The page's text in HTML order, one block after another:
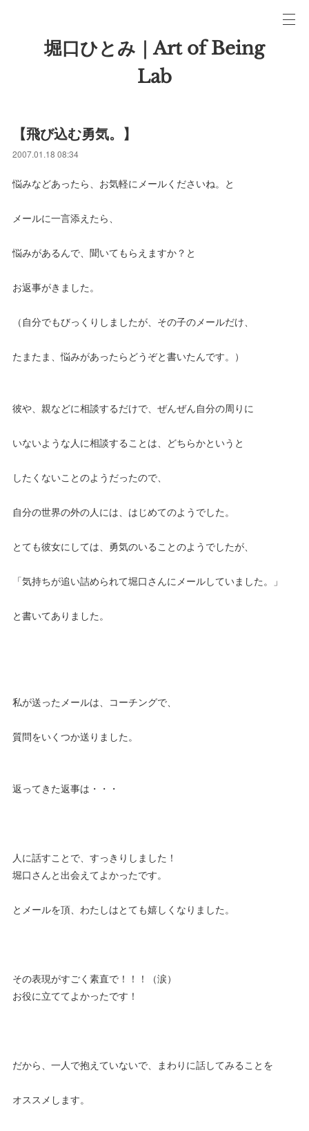
堀口ひとみ｜Art of Being
Lab
【飛び込む勇気。】
2007.01.18 08:34
悩みなどあったら、お気軽にメールくださいね。と
メールに一言添えたら、
悩みがあるんで、聞いてもらえますか？と
お返事がきました。
（自分でもびっくりしましたが、その子のメールだけ、
たまたま、悩みがあったらどうぞと書いたんです。）
彼や、親などに相談するだけで、ぜんぜん自分の周りに
いないような人に相談することは、どちらかというと
したくないことのようだったので、
自分の世界の外の人には、はじめてのようでした。
とても彼女にしては、勇気のいることのようでしたが、
「気持ちが追い詰められて堀口さんにメールしていました。」
と書いてありました。
私が送ったメールは、コーチングで、
質問をいくつか送りました。
返ってきた返事は・・・
人に話すことで、すっきりしました！
堀口さんと出会えてよかったです。
とメールを頂、わたしはとても嬉しくなりました。
その表現がすごく素直で！！！（涙）
お役に立ててよかったです！
だから、一人で抱えていないで、まわりに話してみることを
オススメします。